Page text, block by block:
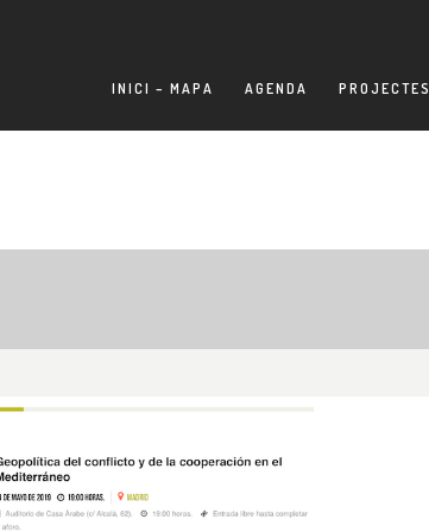
INICI – MAPA AGENDA PROJECTES